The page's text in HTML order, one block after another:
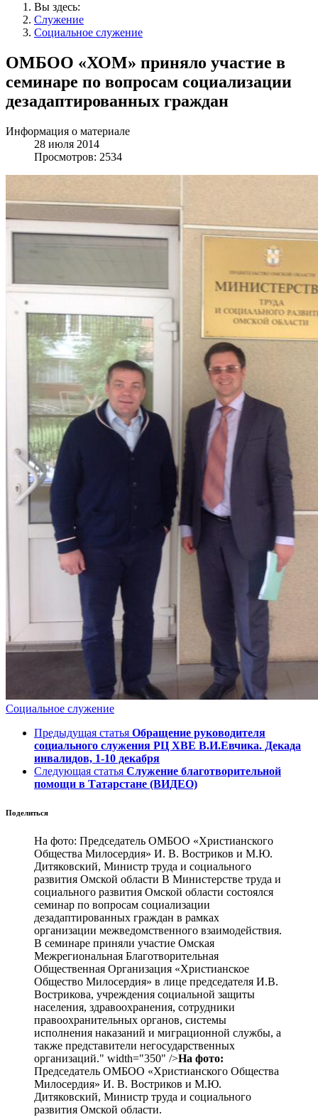
Вы здесь:
Служение
Социальное служение
ОМБОО «ХОМ» приняло участие в
семинаре по вопросам социализации
дезадаптированных граждан
Информация о материале
28 июля 2014
Просмотров: 2534
Социальное служение
Предыдущая статья Обращение руководителя
социального служения РЦ ХВЕ В.И.Евчика. Декада
инвалидов, 1-10 декабря
Следующая статья Служение благотворительной
помощи в Татарстане (ВИДЕО)
Поделиться
На фото: Председатель ОМБОО «Христианского
Общества Милосердия» И. В. Востриков и М.Ю.
Дитяковский, Министр труда и социального
развития Омской области В Министерстве труда и
социального развития Омской области состоялся
семинар по вопросам социализации
дезадаптированных граждан в рамках
организации межведомственного взаимодействия.
В семинаре приняли участие Омская
Межрегиональная Благотворительная
Общественная Организация «Христианское
Общество Милосердия» в лице председателя И.В.
Вострикова, учреждения социальной защиты
населения, здравоохранения, сотрудники
правоохранительных органов, системы
исполнения наказаний и миграционной службы, а
также представители негосударственных
организаций." width="350" />На фото:
Председатель ОМБОО «Христианского Общества
Милосердия» И. В. Востриков и М.Ю.
Дитяковский, Министр труда и социального
развития Омской области.